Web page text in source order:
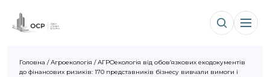
Головна /Агроекологія /АГРОекологія від обовʼязкових екодокументів
до фінансових ризиків: 170 представників бізнесу вивчали вимоги і